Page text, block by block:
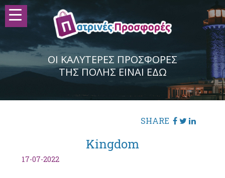
ΟΙ ΚΑΛΥΤΕΡΕΣ ΠΡΟΣΦΟΡΕΣ
ΤΗΣ ΠΟΛΗΣ ΕΙΝΑΙ ΕΔΩ
SHARE
Kingdom
17-07-2022